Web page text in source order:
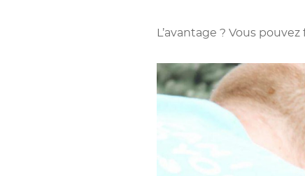
L’avantage ? Vous